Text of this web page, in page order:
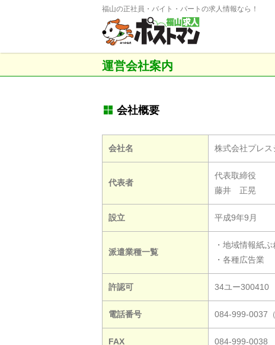
福山の正社員・バイト・パートの求人情報なら！
運営会社案内
会社概要
会社名 株式会社プレス
代表者
代表取締役
藤井 正晃
設立 平成9年9月
派遣業種一覧
・地域情報紙
・各種広告業
許認可 34ユー300410
電話番号 084-999-0037（
FAX 084-999-0038